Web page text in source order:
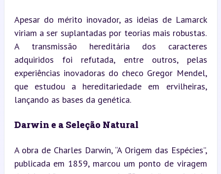
Apesar do mérito inovador, as ideias de Lamarck
viriam a ser suplantadas por teorias mais robustas.
A transmissão hereditária dos caracteres
adquiridos foi refutada, entre outros, pelas
experiências inovadoras do checo Gregor Mendel,
que estudou a hereditariedade em ervilheiras,
lançando as bases da genética.
Darwin e a Seleção Natural
A obra de Charles Darwin, “A Origem das Espécies”,
publicada em 1859, marcou um ponto de viragem